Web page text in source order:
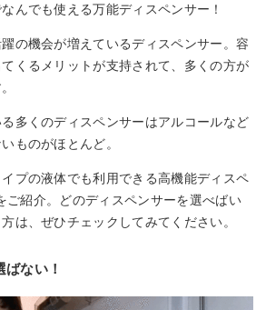
んでも使える万能ディスペンサー！
の機会が増えているディスペンサー。容
くるメリットが支持されて、多くの方が
多くのディスペンサーはアルコールなど
ものがほとんど。
プの液体でも利用できる高機能ディスペ
ご紹介。どのディスペンサーを選べばい
は、ぜひチェックしてみてください。
ない！